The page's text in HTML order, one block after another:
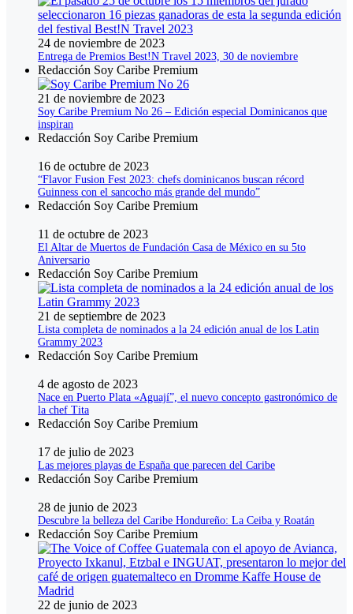
24 de noviembre de 2023
Entrega de Premios Best!N Travel 2023, 30 de noviembre
Redacción Soy Caribe Premium
21 de noviembre de 2023
Soy Caribe Premium No 26 – Edición especial Dominicanos que
inspiran
Redacción Soy Caribe Premium
16 de octubre de 2023
“Flavor Fusion Fest 2023: chefs dominicanos buscan récord
Guinness con el sancocho más grande del mundo”
Redacción Soy Caribe Premium
11 de octubre de 2023
El Altar de Muertos de Fundación Casa de México en su 5to
Aniversario
Redacción Soy Caribe Premium
21 de septiembre de 2023
Lista completa de nominados a la 24 edición anual de los Latin
Grammy 2023
Redacción Soy Caribe Premium
4 de agosto de 2023
Nace en Puerto Plata «Aguají”, el nuevo concepto gastronómico de
la chef Tita
Redacción Soy Caribe Premium
17 de julio de 2023
Las mejores playas de España que parecen del Caribe
Redacción Soy Caribe Premium
28 de junio de 2023
Descubre la belleza del Caribe Hondureño: La Ceiba y Roatán
Redacción Soy Caribe Premium
22 de junio de 2023